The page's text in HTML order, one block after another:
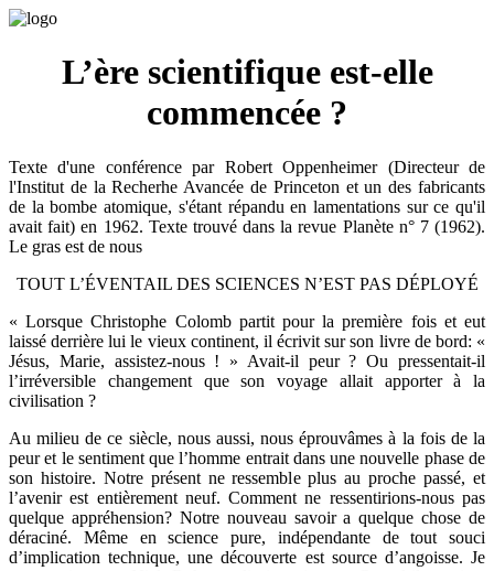
L’ère scientifique est-elle
commencée ?
Texte d'une conférence par Robert Oppenheimer (Directeur de
l'Institut de la Recherhe Avancée de Princeton et un des fabricants
de la bombe atomique, s'étant répandu en lamentations sur ce qu'il
avait fait) en 1962. Texte trouvé dans la revue Planète n° 7 (1962).
Le gras est de nous
TOUT L’ÉVENTAIL DES SCIENCES N’EST PAS DÉPLOYÉ
« Lorsque Christophe Colomb partit pour la première fois et eut
laissé derrière lui le vieux continent, il écrivit sur son livre de bord: «
Jésus, Marie, assistez-nous ! » Avait-il peur ? Ou pressentait-il
l’irréversible changement que son voyage allait apporter à la
civilisation ?
Au milieu de ce siècle, nous aussi, nous éprouvâmes à la fois de la
peur et le sentiment que l’homme entrait dans une nouvelle phase de
son histoire. Notre présent ne ressemble plus au proche passé, et
l’avenir est entièrement neuf. Comment ne ressentirions-nous pas
quelque appréhension? Notre nouveau savoir a quelque chose de
déraciné. Même en science pure, indépendante de tout souci
d’implication technique, une découverte est source d’angoisse. Je